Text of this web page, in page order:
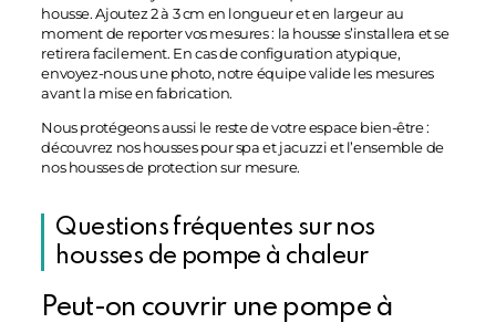
housse. Ajoutez 2 à 3 cm en longueur et en largeur au
moment de reporter vos mesures : la housse s’installera et se
retirera facilement. En cas de configuration atypique,
envoyez-nous une photo, notre équipe valide les mesures
avant la mise en fabrication.
Nous protégeons aussi le reste de votre espace bien-être :
découvrez noshousses pour spa et jacuzziet l’ensemble de
noshousses de protection sur mesure.
Questions fréquentes sur nos
housses de pompe à chaleur
Peut-on couvrir une pompe à